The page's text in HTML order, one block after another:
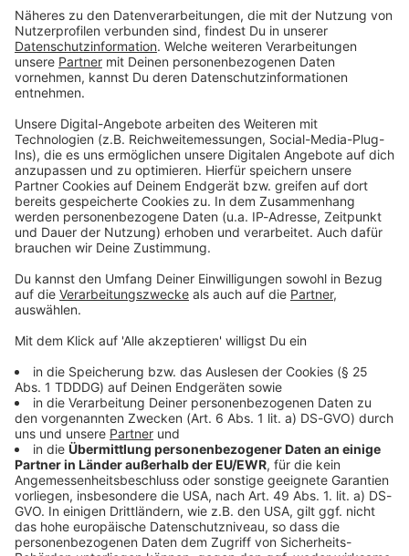
Du möchtest uns etwas sagen?
Studio Hotline
Kontaktformular
Sprachnachricht
© dpa-infocom, dpa:260704-930-334036/1
DAS KÖNNTE DICH AUCH INTERESSIEREN
Bayern